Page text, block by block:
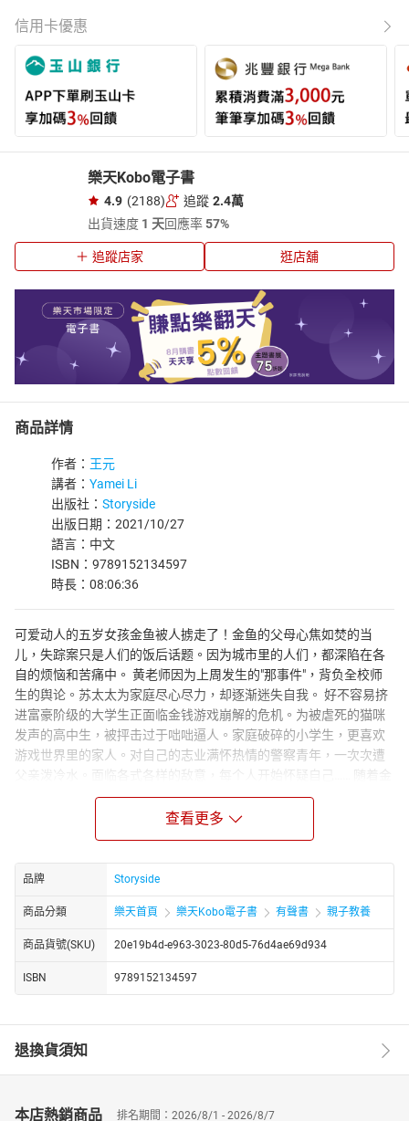
信用卡優惠
樂天Kobo電子書
4.9 (2188) 追蹤 2.4萬
出貨速度 1 天回應率57%
追蹤店家 逛店舖
商品詳情
作者： 王元
講者： Yamei Li
出版社： Storyside
出版日期：2021/10/27
語言：中文
ISBN：9789152134597
時長：08:06:36
可爱动人的五岁女孩金鱼被人掳走了！金鱼的父母心焦如焚的当
儿，失踪案只是人们的饭后话题。因为城市里的人们，都深陷在各
自的烦恼和苦痛中。 黄老师因为上周发生的"那事件"，背负全校师
生的舆论。苏太太为家庭尽心尽力，却逐渐迷失自我。 好不容易挤
进富豪阶级的大学生正面临金钱游戏崩解的危机。为被虐死的猫咪
发声的高中生，被抨击过于咄咄逼人。家庭破碎的小学生，更喜欢
游戏世界里的家人。对自己的志业满怀热情的警察青年，一次次遭
父亲泼冷水。面临各式各样的敌意，每个人开始怀疑自己…… 随着金
鱼失踪的分分秒秒，我们将穿梭在不同的声音之中，在充满刻板印
象的世界里，思考善与恶的边界，探索每个生命的多重面貌。 ©
2020 by Wang Yuan. Published in paper format in Malaysia by
查看更多
品牌 Storyside
商品分類 樂天首頁 樂天Kobo電子書 有聲書 親子教養
商品貨號(SKU) 20e19b4d-e963-3023-80d5-76d4ae69d934
ISBN 9789152134597
退換貨須知
本店熱銷商品 排名期間：2026/8/1 - 2026/8/7